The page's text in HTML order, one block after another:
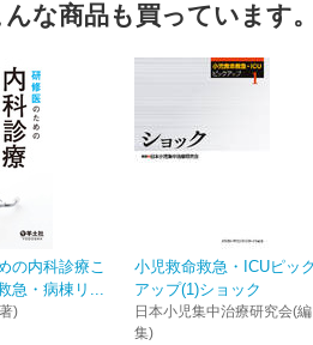
な商品も買っています。
の内科診療こ
急・病棟リ...
)
小児救命救急・ICUピック
アップ(1)ショック
日本小児集中治療研究会(編
集)